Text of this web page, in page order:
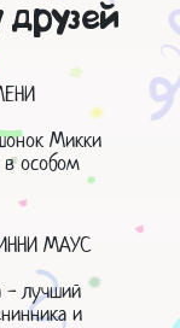
Микки
особом
МАУС
- лучший
и